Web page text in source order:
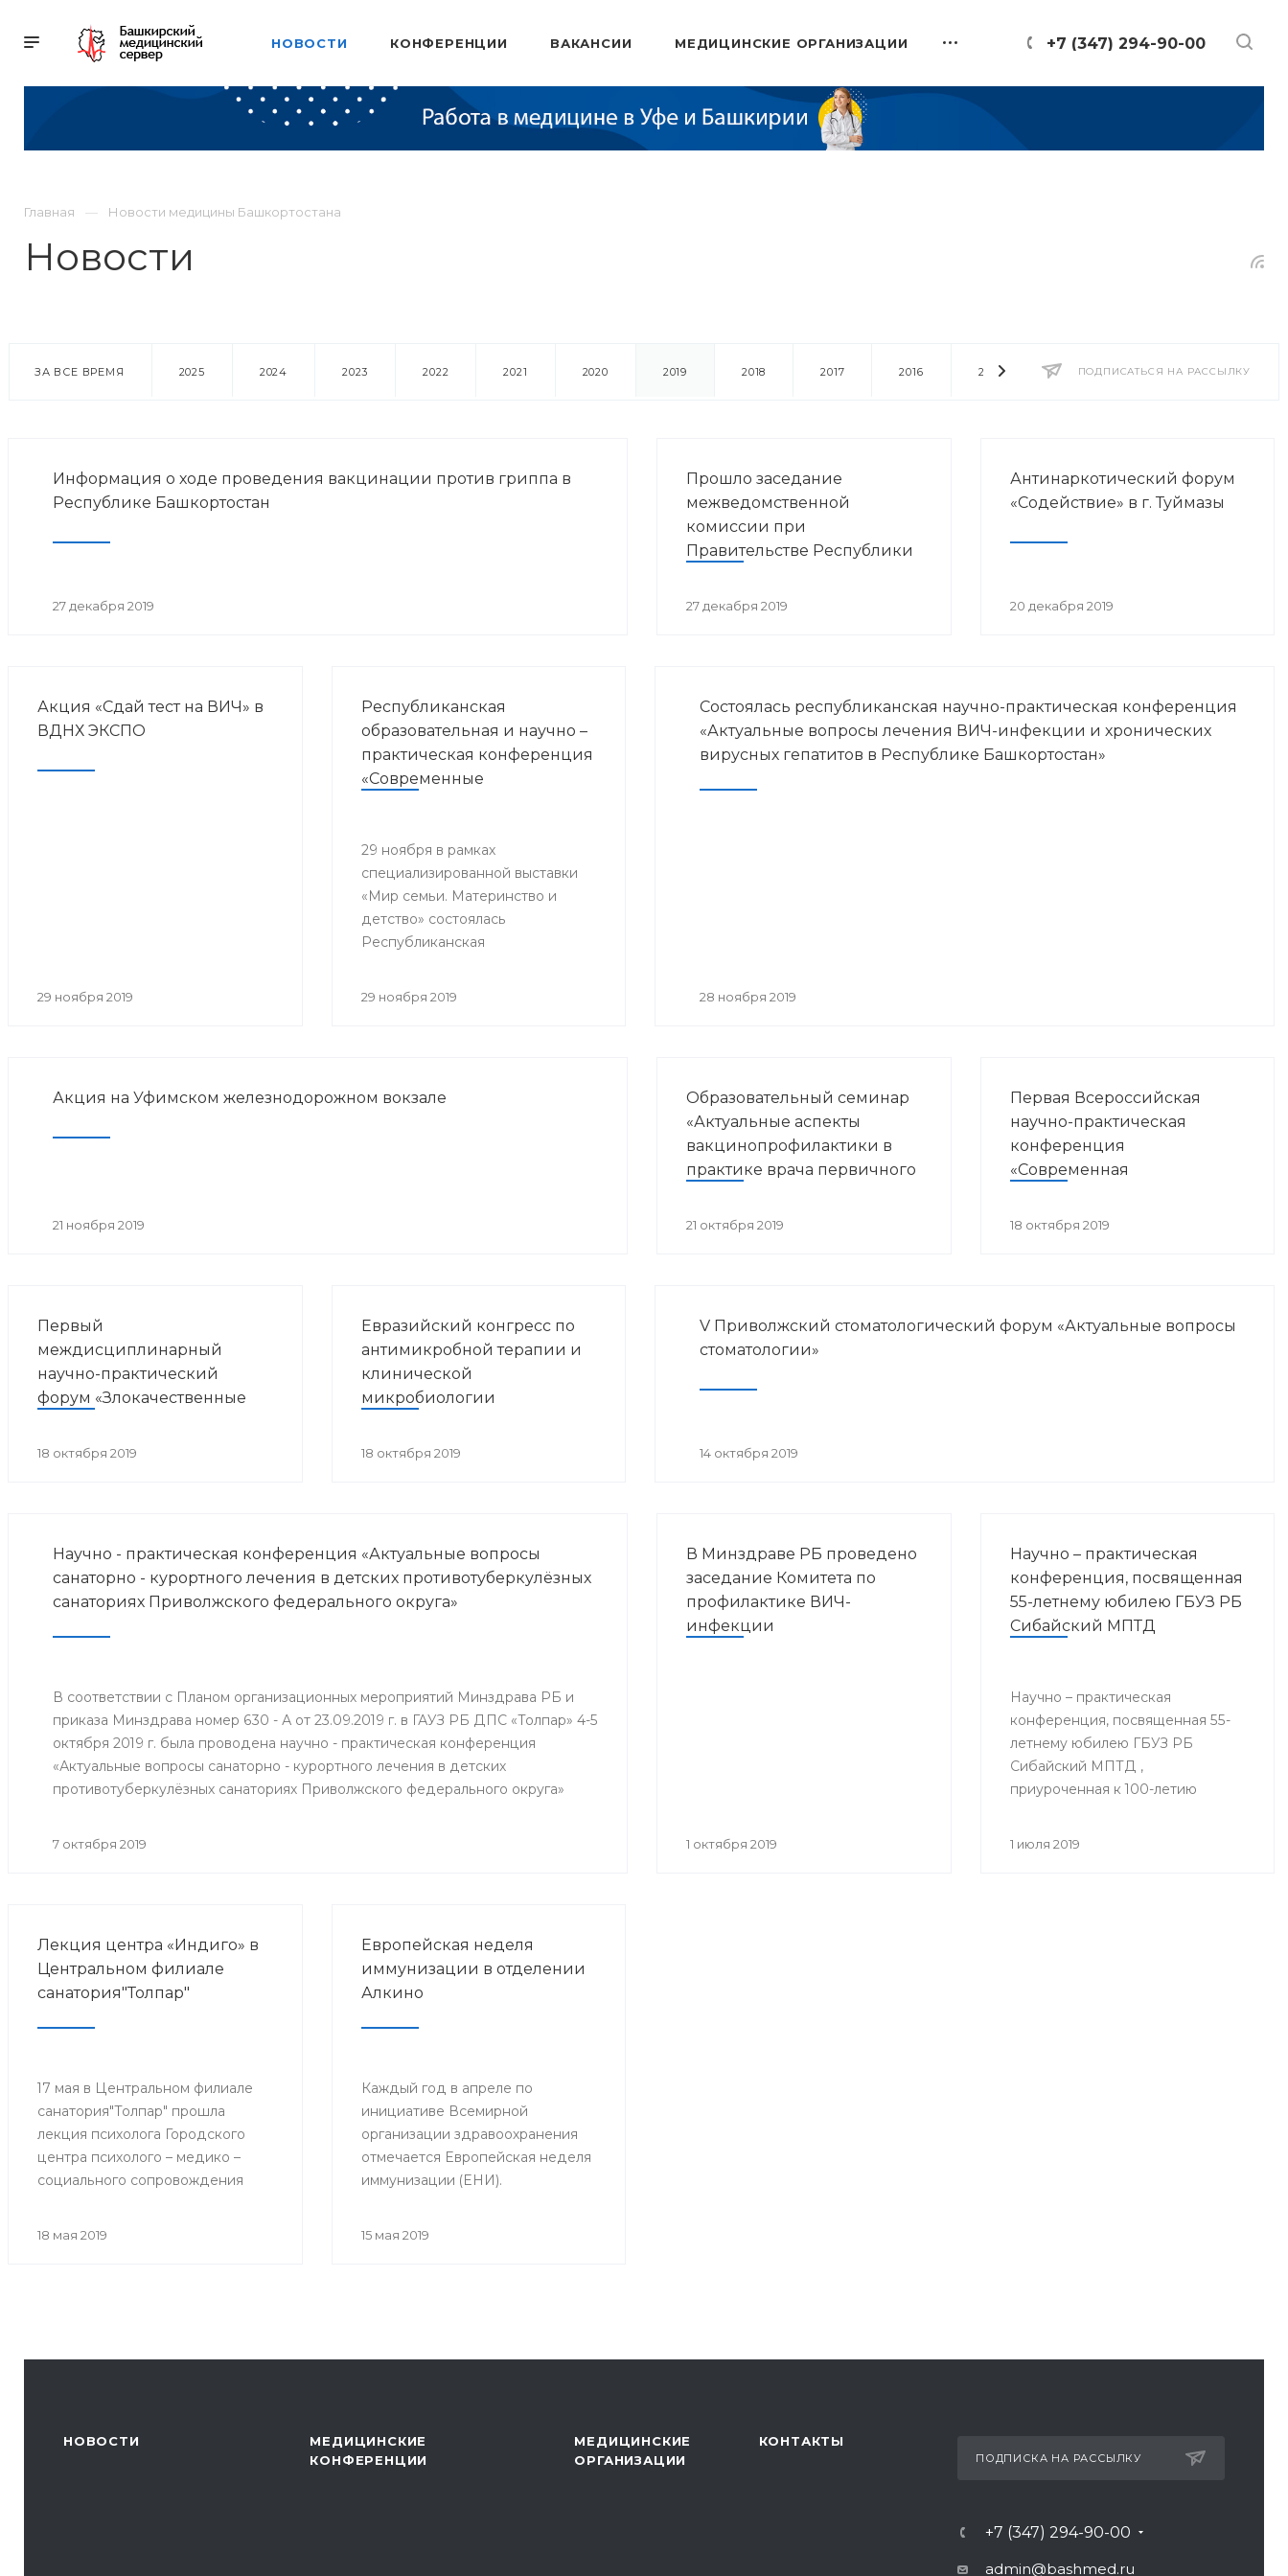
+7 (347) 294-90-00
НОВОСТИ КОНФЕРЕНЦИИ ВАКАНСИИ МЕДИЦИНСКИЕ ОРГАНИЗАЦИИ
Главная Новости медицины Башкортостана
Новости
ПОДПИСАТЬСЯ НА РАССЫЛКУ
ЗА ВСЕ ВРЕМЯ 2025 2024 2023 2022 2021 2020 2019 2018 2017 2016 2014 2013 2012 2011
Информация о ходе проведения вакцинации против гриппа в
Республике Башкортостан
27 декабря 2019
Прошло заседание
межведомственной
комиссии при
Правительстве Республики
предупреждения
27 декабря 2019
Антинаркотический форум
«Содействие» в г. Туймазы
20 декабря 2019
Акция «Сдай тест на ВИЧ» в
ВДНХ ЭКСПО
29 ноября 2019
Республиканская
образовательная и научно –
практическая конференция
«Современные
медицинской
реабилитации»
29 ноября в рамках
специализированной выставки
«Мир семьи. Материнство и
детство» состоялась
Республиканская
практическая конференция
29 ноября 2019
Состоялась республиканская научно-практическая конференция
«Актуальные вопросы лечения ВИЧ-инфекции и хронических
вирусных гепатитов в Республике Башкортостан»
28 ноября 2019
Акция на Уфимском железнодорожном вокзале
21 ноября 2019
Образовательный семинар
«Актуальные аспекты
вакцинопрофилактики в
практике врача первичного
21 октября 2019
Первая Всероссийская
научно-практическая
конференция
«Современная
вызовы, возможности,
18 октября 2019
Первый
междисциплинарный
научно-практический
форум «Злокачественные
18 октября 2019
Евразийский конгресс по
антимикробной терапии и
клинической
микробиологии
18 октября 2019
V Приволжский стоматологический форум «Актуальные вопросы
стоматологии»
14 октября 2019
Научно - практическая конференция «Актуальные вопросы
санаторно - курортного лечения в детских противотуберкулёзных
санаториях Приволжского федерального округа»
В соответствии с Планом организационных мероприятий Минздрава РБ и
приказа Минздрава номер 630 - А от 23.09.2019 г. в ГАУЗ РБ ДПС «Толпар» 4-5
октября 2019 г. была проводена научно - практическая конференция
«Актуальные вопросы санаторно - курортного лечения в детских
противотуберкулёзных санаториях Приволжского федерального округа»
7 октября 2019
В Минздраве РБ проведено
заседание Комитета по
профилактике ВИЧ-
инфекции
1 октября 2019
Научно – практическая
конференция, посвященная
55-летнему юбилею ГБУЗ РБ
Сибайский МПТД
Научно – практическая
конференция, посвященная 55-
летнему юбилею ГБУЗ РБ
Сибайский МПТД ,
приуроченная к 100-летию
1 июля 2019
Лекция центра «Индиго» в
Центральном филиале
санатория"Толпар"
17 мая в Центральном филиале
санатория"Толпар" прошла
лекция психолога Городского
центра психолого – медико –
социального сопровождения
18 мая 2019
Европейская неделя
иммунизации в отделении
Алкино
Каждый год в апреле по
инициативе Всемирной
организации здравоохранения
отмечается Европейская неделя
иммунизации (ЕНИ).
15 мая 2019
НОВОСТИ
МЕДИЦИНСКИЕ
КОНФЕРЕНЦИИ
МЕДИЦИНСКИЕ
ОРГАНИЗАЦИИ
КОНТАКТЫ
ПОДПИСКА НА РАССЫЛКУ
+7 (347) 294-90-00
admin@bashmed.ru